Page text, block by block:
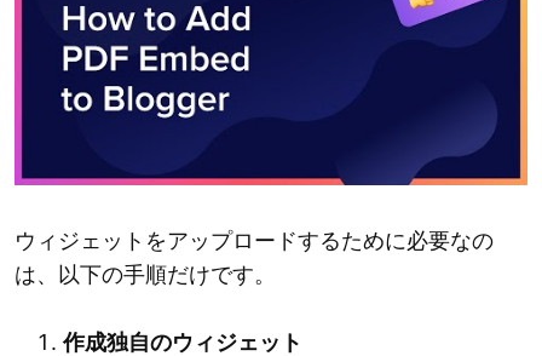
ウィジェットをアップロードするために必要なの
は、以下の手順だけです。
作成独自のウィジェット